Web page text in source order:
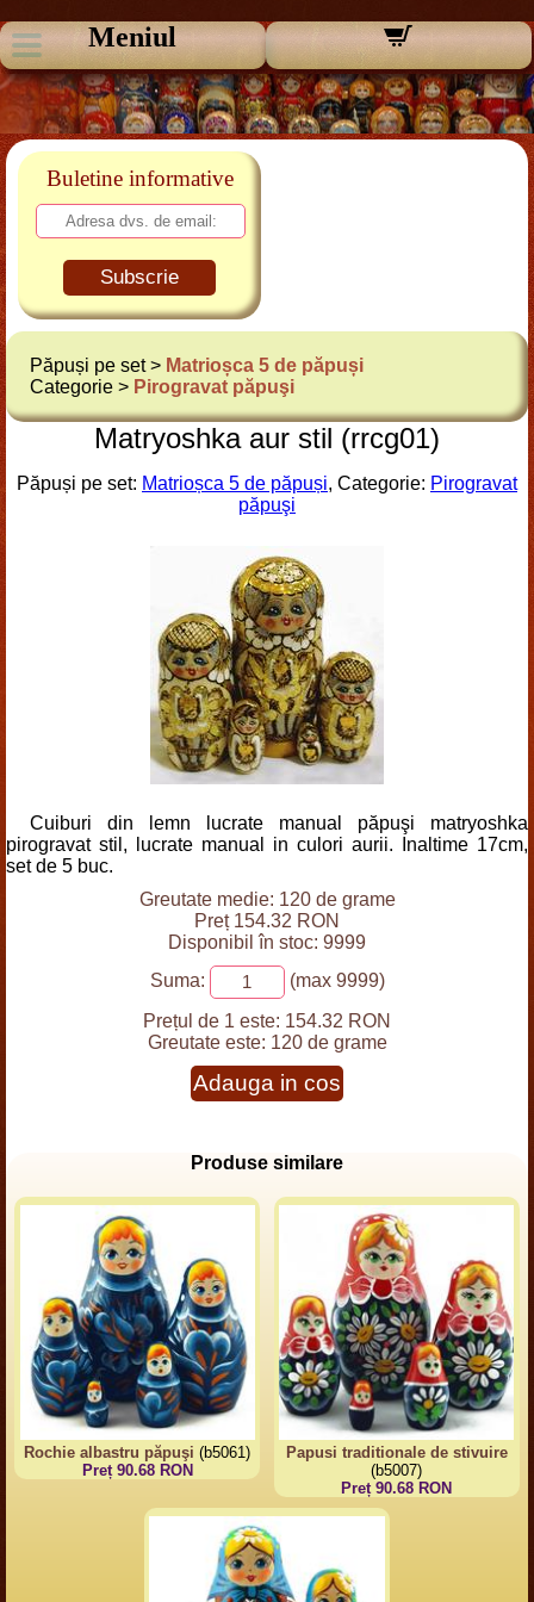
Meniul
Buletine informative
Subscrie
Păpuși pe set > Matrioșca 5 de păpuși
Categorie > Pirogravat păpuşi
Matryoshka aur stil (rrcg01)
Păpuși pe set: Matrioșca 5 de păpuși, Categorie: Pirogravat
păpuşi
Cuiburi din lemn lucrate manual păpuşi matryoshka
pirogravat stil, lucrate manual in culori aurii. Inaltime 17cm,
set de 5 buc.
Greutate medie: 120 de grame
Preț 154.32 RON
Disponibil în stoc: 9999
Suma:
(max 9999)
Prețul de 1 este: 154.32 RON
Greutate este: 120 de grame
Adauga in cos
Produse similare
Rochie albastru păpuşi (b5061)
Preț 90.68 RON
Papusi traditionale de stivuire
(b5007)
Preț 90.68 RON